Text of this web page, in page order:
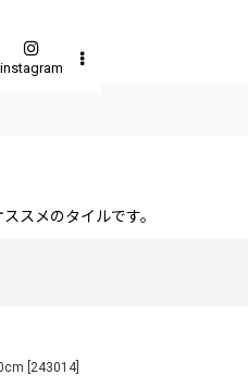
instagram
スメのタイルです。
243014]